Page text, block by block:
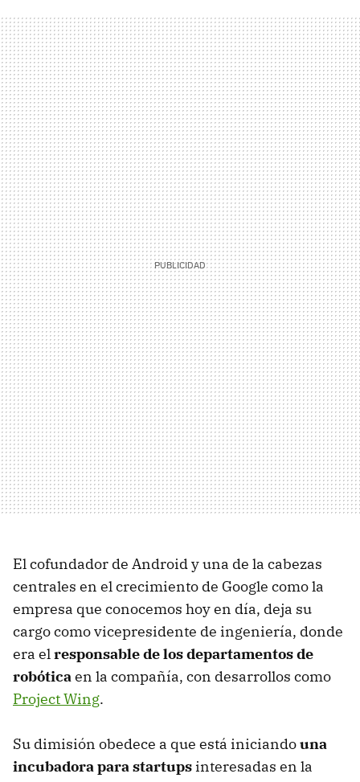
El cofundador de Android y una de la cabezas
centrales en el crecimiento de Google como la
empresa que conocemos hoy en día, deja su
cargo como vicepresidente de ingeniería, donde
era elresponsable de los departamentos de
robóticaen la compañía, con desarrollos como
Project Wing.
Su dimisión obedece a que está iniciandouna
incubadora para startups interesadas en la